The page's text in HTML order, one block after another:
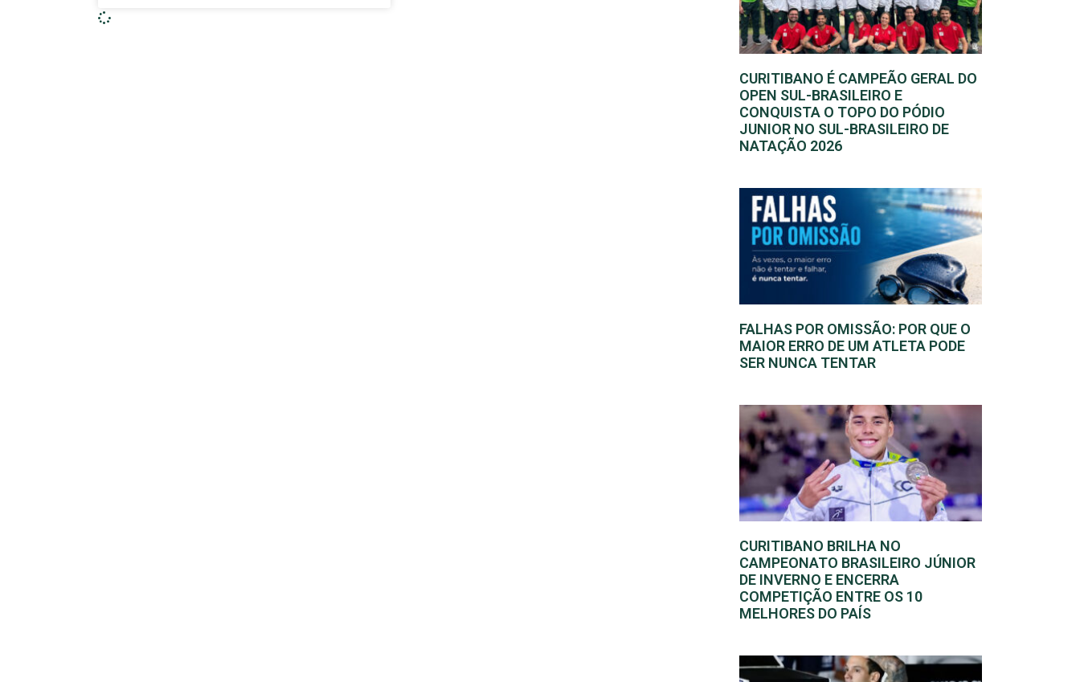
CURITIBANO É CAMPEÃO GERAL DO
OPEN SUL-BRASILEIRO E
CONQUISTA O TOPO DO PÓDIO
JUNIOR NO SUL-BRASILEIRO DE
NATAÇÃO 2026
FALHAS POR OMISSÃO: POR QUE O
MAIOR ERRO DE UM ATLETA PODE
SER NUNCA TENTAR
CURITIBANO BRILHA NO
CAMPEONATO BRASILEIRO JÚNIOR
DE INVERNO E ENCERRA
COMPETIÇÃO ENTRE OS 10
MELHORES DO PAÍS